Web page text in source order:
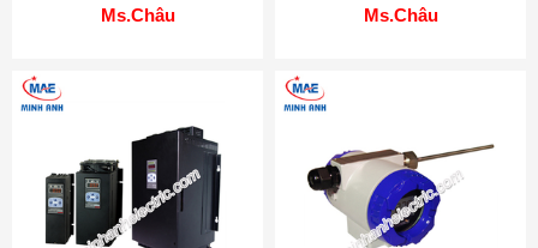
Ms.Châu
Ms.Châu